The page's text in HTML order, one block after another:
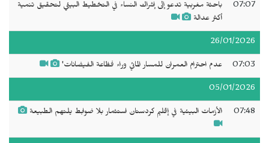
07:07
باحثة مغربية تدعو إلى إشراك النساء في التخطيط البيئي لتحقيق تنمية
أكثر عدالة
26/01/2026
07:03 عدم احترام العمران للمسار المائي وراء فظاعة الفيضانات'
05/01/2026
07:48 الأزمات البيئية في إقليم كردستان استثمار بلا ضوابط يلتهم الطبيعة